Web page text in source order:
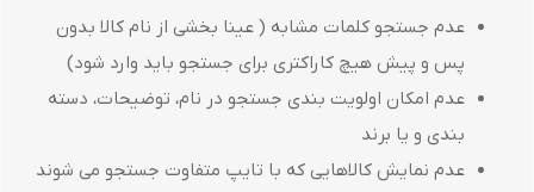
عدم جستجو کلمات مشابه ( عینا بخشی از نام کالا بدون
پس و پیش هیچ کاراکتری برای جستجو باید وارد شود)
عدم امکان اولویت بندی جستجو در نام، توضیحات، دسته
بندی و یا برند
عدم نمایش کالاهایی که با تایپ متفاوت جستجو می شوند